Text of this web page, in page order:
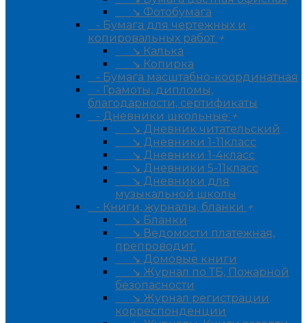
↘ Фотобумага
- Бумага для чертежных и
копировальных работ +
↘ Калька
↘ Копирка
- Бумага масштабно-координатная
- Грамоты, дипломы,
благодарности, сертификаты
- Дневники школьные +
↘ Дневник читательский
↘ Дневники 1-11класс
↘ Дневники 1-4класс
↘ Дневники 5-11класс
↘ Дневники для
музыкальной школы
- Книги, журналы, бланки +
↘ Бланки
↘ Ведомости платежная,
препроводит.
↘ Домовые книги
↘ Журнал по ТБ, Пожарной
безопасности
↘ Журнал регистрации
корреспонденции